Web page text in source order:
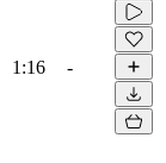
1:16 -